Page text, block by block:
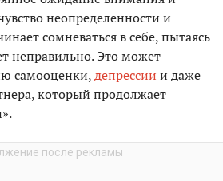
неопределенности и
сомневаться в себе, пытаясь
неправильно. Это может
самооценки,депрессии и даже
который продолжает